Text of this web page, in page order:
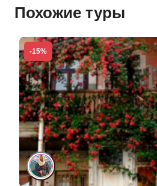
Похожие туры
-15%